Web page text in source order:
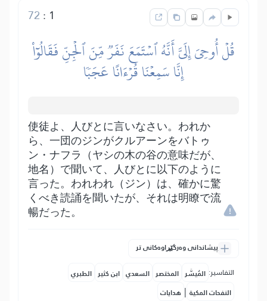
1
:
72
قُلۡ أُوحِيَ إِلَيَّ أَنَّهُ ٱسۡتَمَعَ نَفَرٞ مِّنَ ٱلۡجِنِّ فَقَالُوٓاْ
إِنَّا سَمِعۡنَا قُرۡءَانًا عَجَبٗا
使徒よ、人びとに言いなさい。われか
ら、一団のジンがクルアーンをバトゥ
ン・ナフラ（ヤシの木の谷の意味だが、
地名）で聞いて、人びとに以下のように
言った。われわれ（ジン）は、確かに驚
くべき読誦を聞いたが、それは明瞭で流
暢だった。
پیشاندانی وەرگێڕاوەکانی تر
التفاسير: المُيسَّر المختصر السعدي ابن كثير الطبري
النفحات المكية | هدايات